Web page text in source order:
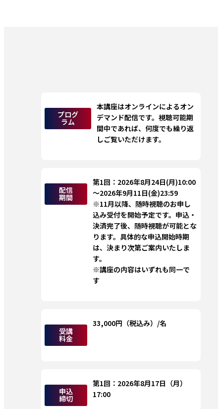
プログ
ラム
本講座はオンラインによるオン
デマンド配信です。視聴可能期
間中であれば、何度でも繰り返
しご覧いただけます。
配信
期間
第1回：2026年8月24日(月)10:00
～2026年9月11日(金)23:59
※11月以降、随時視聴のお申し
込み受付を開始予定です。申込・
決済完了後、随時視聴が可能とな
ります。具体的な申込開始時期
は、決まり次第ご案内いたしま
す。
※講座の内容はいずれも同一で
す
受講
料金
33,000円（税込み）/名
申込
締切
第1回：2026年8月17日（月）
17:00